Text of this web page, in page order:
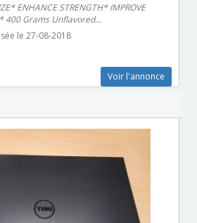
ENHANCE STRENGTH* IMPROVE
400 Grams Unflavored...
le 27-08-2018
Voir l'annonce